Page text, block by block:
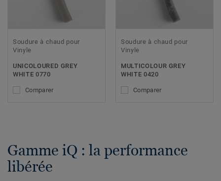
Soudure à chaud pour
Vinyle
UNICOLOURED GREY
WHITE 0770
Comparer
Soudure à chaud pour
Vinyle
MULTICOLOUR GREY
WHITE 0420
Comparer
Gamme iQ : la performance
libérée